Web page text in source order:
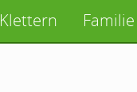
Klettern Familie